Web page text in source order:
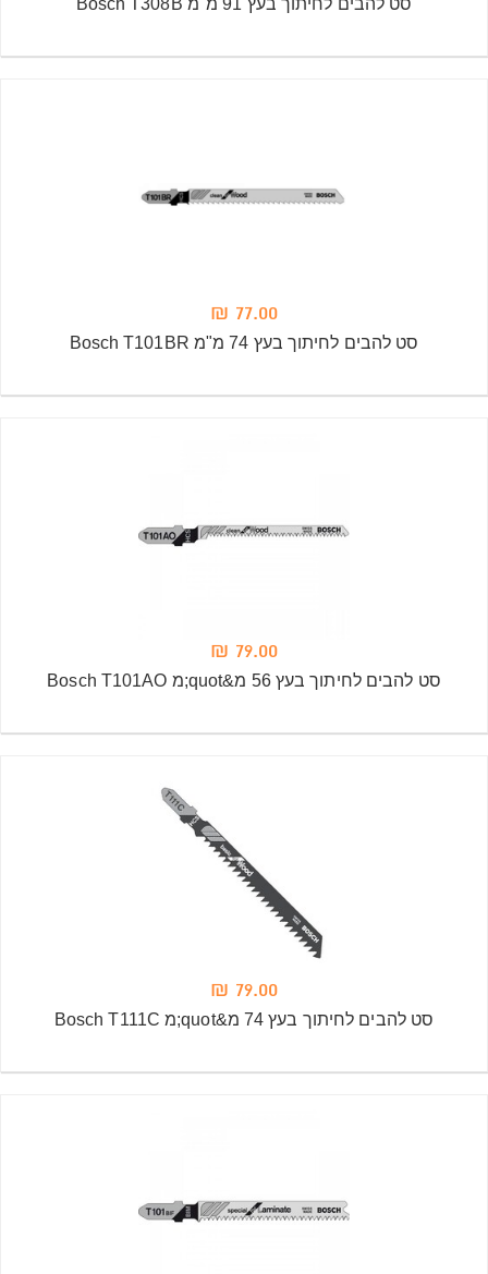
סט להבים לחיתוך בעץ 91 מ"מ Bosch T308B
77.00 ₪
סט להבים לחיתוך בעץ 74 מ"מ Bosch T101BR
79.00 ₪
סט להבים לחיתוך בעץ 56 מ&quot;מ Bosch T101AO
79.00 ₪
סט להבים לחיתוך בעץ 74 מ&quot;מ Bosch T111C